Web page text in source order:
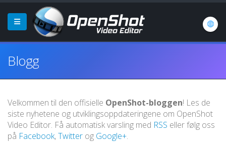
Blogg
Velkommen til den offisielle OpenShot-bloggen! Les de
siste nyhetene og utviklingsoppdateringene om OpenShot
Video Editor. Få automatisk varsling med RSS eller følg oss
på Facebook,Twitter og Google+.